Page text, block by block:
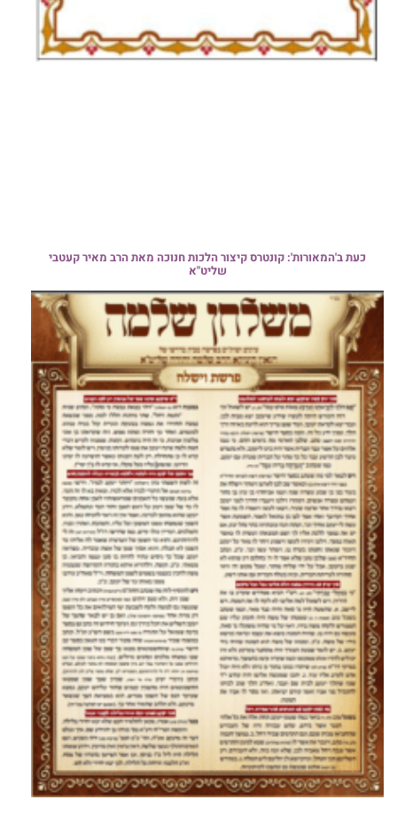
כעת ב'המאורות': קונטרס קיצור הלכות חנוכה מאת הרב מאיר קעטבי
שליט"א